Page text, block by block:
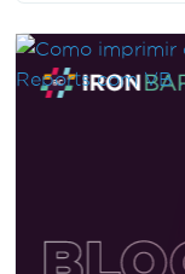
capacidades
sem esforço.